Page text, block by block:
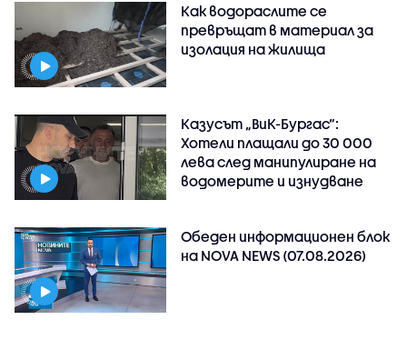
Как водораслите се
превръщат в материал за
изолация на жилища
Казусът „ВиК-Бургас“:
Хотели плащали до 30 000
лева след манипулиране на
водомерите и изнудване
Обеден информационен блок
на NOVA NEWS (07.08.2026)